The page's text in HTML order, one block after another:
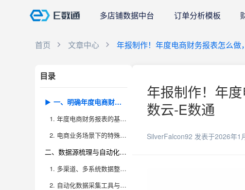
多店铺数据中台 订单分析模板
首页 文章中心 年报制作！年度电商财务报表怎么做
目录
一、明确年度电商财务报表的核心内容与结构
1. 年度电商财务报表的基本框架与必备表单解读
2. 电商业务场景下的特殊报表需求与结构优化
二、数据源梳理与自动化采集的最佳实践
1. 多渠道、多系统数据整合的难点与解决思路
2. 自动化数据采集工具与九数云BI最佳实践
年报制作！年
数云-E数通
SilverFalcon92 发表于2026年1